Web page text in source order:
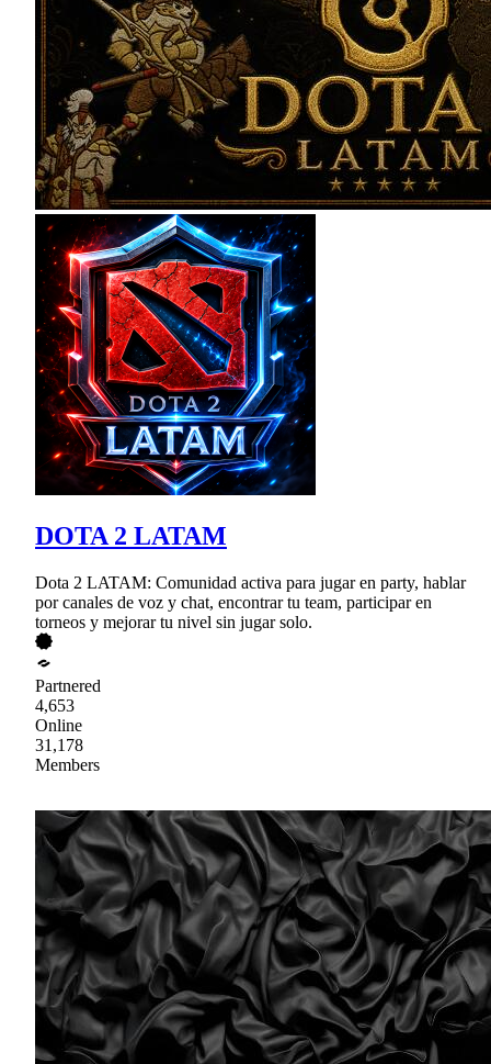
DOTA 2 LATAM
Dota 2 LATAM: Comunidad activa para jugar en party, hablar
por canales de voz y chat, encontrar tu team, participar en
torneos y mejorar tu nivel sin jugar solo.
Partnered
4,653
Online
31,178
Members